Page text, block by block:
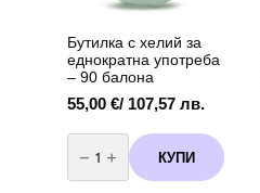
Бутилка с хелий за
еднократна употреба
– 90 балона
55,00 €/ 107,57 лв.
количество
за
Бутилка
с
КУПИ